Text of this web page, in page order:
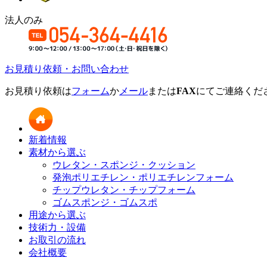
法人のみ
お見積り依頼・お問い合わせ
お見積り依頼はフォームか メールまたはFAXにてご連絡くだ
新着情報
素材から選ぶ
ウレタン・スポンジ・クッション
発泡ポリエチレン・ポリエチレンフォーム
チップウレタン・チップフォーム
ゴムスポンジ・ゴムスポ
用途から選ぶ
技術力・設備
お取引の流れ
会社概要